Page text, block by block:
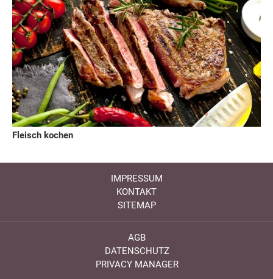
Fleisch kochen
IMPRESSUM
KONTAKT
SITEMAP
AGB
DATENSCHUTZ
PRIVACY MANAGER